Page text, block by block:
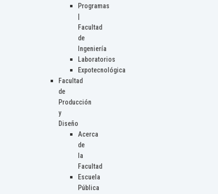
Programas
Facultad
de
Ingeniería
Laboratorios
Expotecnológica
Facultad
de
Producción
y
Diseño
Acerca
de
la
Facultad
Escuela
Pública